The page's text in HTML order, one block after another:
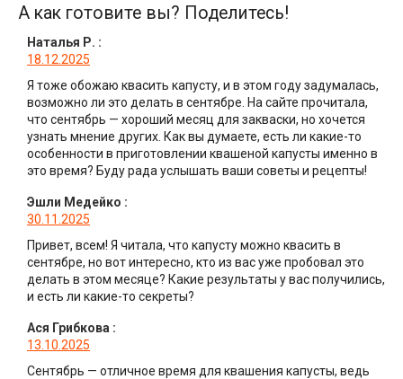
А как готовите вы? Поделитесь!
Наталья Р. :
18.12.2025
Я тоже обожаю квасить капусту, и в этом году задумалась,
возможно ли это делать в сентябре. На сайте прочитала,
что сентябрь — хороший месяц для закваски, но хочется
узнать мнение других. Как вы думаете, есть ли какие-то
особенности в приготовлении квашеной капусты именно в
это время? Буду рада услышать ваши советы и рецепты!
Эшли Медейко :
30.11.2025
Привет, всем! Я читала, что капусту можно квасить в
сентябре, но вот интересно, кто из вас уже пробовал это
делать в этом месяце? Какие результаты у вас получились,
и есть ли какие-то секреты?
Ася Грибкова :
13.10.2025
Сентябрь — отличное время для квашения капусты, ведь